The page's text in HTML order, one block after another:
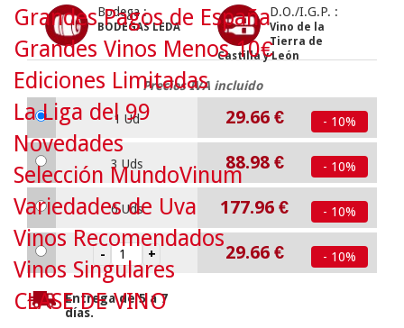
Bodega :
BODEGAS LEDA
D.O./I.G.P. :
Vino de la
Tierra de
Castilla y León
Precios IVA incluido
1 Ud 29.66 € - 10%
3 Uds 88.98 € - 10%
6 Uds 177.96 € - 10%
29.66 € - 10%
Entrega de 5 a 7
días.
Grandes Pagos de España
Grandes Vinos Menos 10€
Ediciones Limitadas
La Liga del 99
Novedades
Selección MundoVinum
Variedades de Uva
Vinos Recomendados
Vinos Singulares
CLASE DE VINO